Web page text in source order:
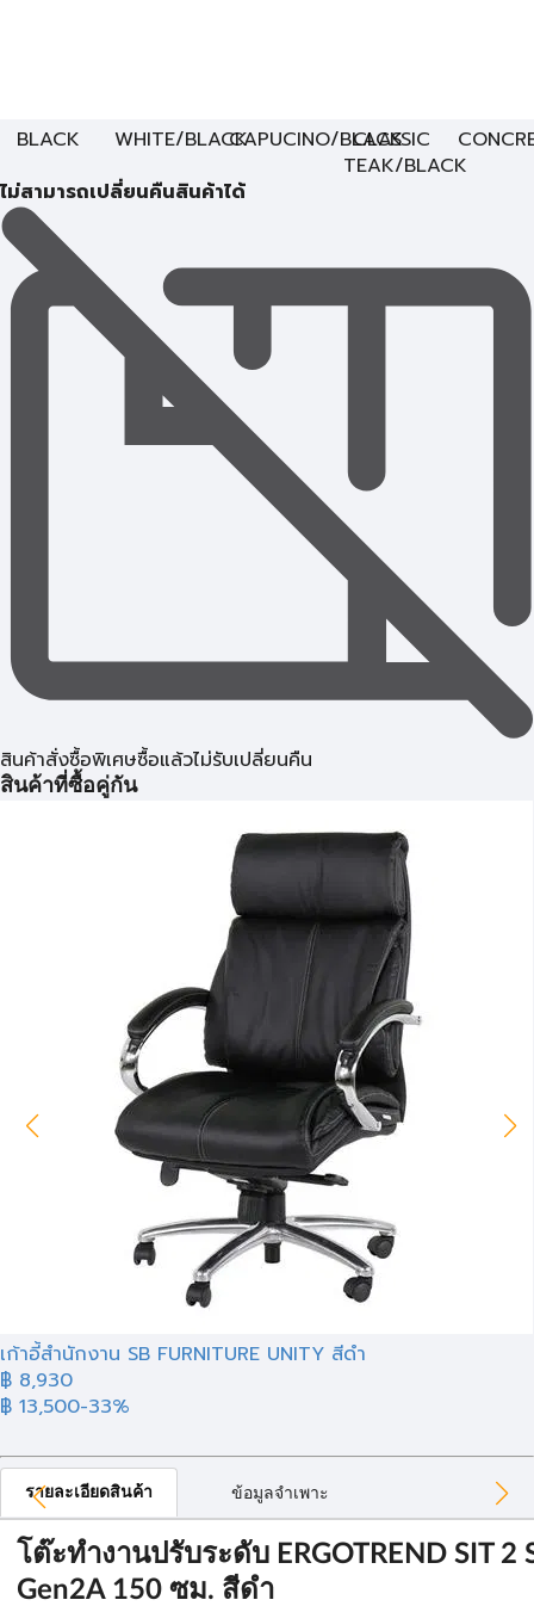
BLACK WHITE/BLACKCAPUCINO/BLACK
CLASSIC
TEAK/BLACK
ไม่สามารถเปลี่ยนคืนสินค้าได้
สินค้าสั่งซื้อพิเศษซื้อแล้วไม่รับเปลี่ยนคืน
สินค้าที่ซื้อคู่กัน
เก้าอี้สำนักงาน SB FURNITURE UNITY สีดำ
฿ 8,930
฿ 13,500-33%
รายละเอียดสินค้า ข้อมูลจำเพาะ
โต๊ะทำงานปรับระดับ ERGOTREND SIT 2
Gen2A 150 ซม. สีดำ